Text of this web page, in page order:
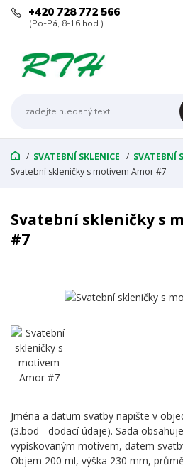
+420 728 772 566
(Po-Pá, 8-16 hod.)
SVATEBNÍ SKLENICE
SVATEBNÍ
Svatební skleničky s motivem Amor #7
Svatební skleničky s
#7
Jména a datum svatby napište v
(3.bod - dodací údaje). Sada
vypískovaným motivem, datem
Objem 200 ml, výška 230 mm,